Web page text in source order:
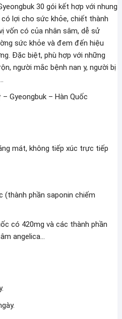
30 gói kết hợp với nhung
lợi cho sức khỏe, chiết thành
vốn có của nhân sâm, dễ sử
sức khỏe và đem đến hiệu
Đặc biệt, phù hợp với những
người mắc bệnh nan y, người bị
Gyeongbuk – Hàn Quốc
mát, không tiếp xúc trực tiếp
(thành phần saponin chiếm
có 420mg và các thành phần
angelica…